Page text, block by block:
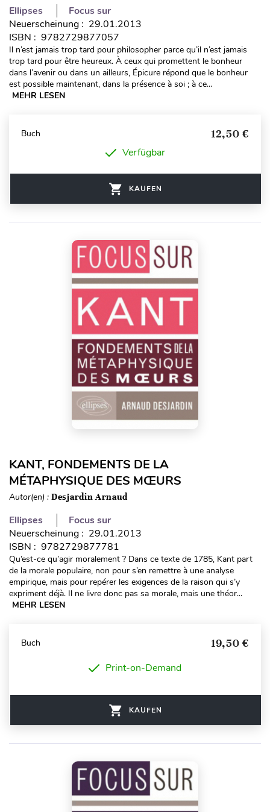
Ellipses
Focus sur
Neuerscheinung : 29.01.2013
ISBN : 9782729877057
Il n’est jamais trop tard pour philosopher parce qu’il n’est jamais
trop tard pour être heureux. À ceux qui promettent le bonheur
dans l’avenir ou dans un ailleurs, Épicure répond que le bonheur
est possible maintenant, dans la présence à soi ; à ce...
MEHR LESEN
Buch 12,50 €
Verfügbar
KAUFEN
KANT, FONDEMENTS DE LA
MÉTAPHYSIQUE DES MŒURS
Autor(en) : Desjardin Arnaud
Ellipses
Focus sur
Neuerscheinung : 29.01.2013
ISBN : 9782729877781
Qu’est-ce qu’agir moralement ? Dans ce texte de 1785, Kant part
de la morale populaire, non pour s’en remettre à une analyse
empirique, mais pour repérer les exigences de la raison qui s’y
expriment déjà. Il ne livre donc pas sa morale, mais une théor...
MEHR LESEN
Buch 19,50 €
Print-on-Demand
KAUFEN